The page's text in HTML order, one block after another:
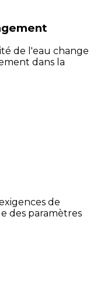
de l'eau change
dans la
de
des paramètres